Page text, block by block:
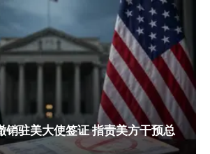
销驻美大使签证 指责美方干预总